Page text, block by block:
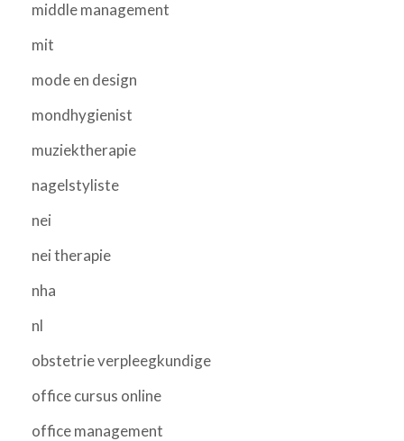
middle management
mit
mode en design
mondhygienist
muziektherapie
nagelstyliste
nei
nei therapie
nha
nl
obstetrie verpleegkundige
office cursus online
office management